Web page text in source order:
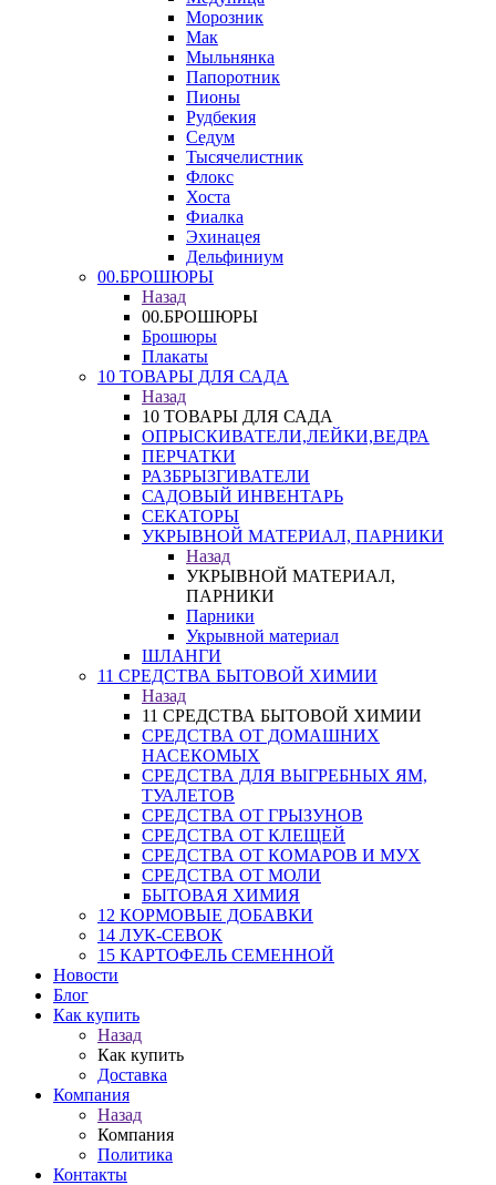
Морозник
Мак
Мыльнянка
Папоротник
Пионы
Рудбекия
Седум
Тысячелистник
Флокс
Хоста
Фиалка
Эхинацея
Дельфиниум
00.БРОШЮРЫ
Назад
00.БРОШЮРЫ
Брошюры
Плакаты
10 ТОВАРЫ ДЛЯ САДА
Назад
10 ТОВАРЫ ДЛЯ САДА
ОПРЫСКИВАТЕЛИ,ЛЕЙКИ,ВЕДРА
ПЕРЧАТКИ
РАЗБРЫЗГИВАТЕЛИ
САДОВЫЙ ИНВЕНТАРЬ
СЕКАТОРЫ
УКРЫВНОЙ МАТЕРИАЛ, ПАРНИКИ
Назад
УКРЫВНОЙ МАТЕРИАЛ,
ПАРНИКИ
Парники
Укрывной материал
ШЛАНГИ
11 СРЕДСТВА БЫТОВОЙ ХИМИИ
Назад
11 СРЕДСТВА БЫТОВОЙ ХИМИИ
СРЕДСТВА ОТ ДОМАШНИХ
НАСЕКОМЫХ
СРЕДСТВА ДЛЯ ВЫГРЕБНЫХ ЯМ,
ТУАЛЕТОВ
СРЕДСТВА ОТ ГРЫЗУНОВ
СРЕДСТВА ОТ КЛЕЩЕЙ
СРЕДСТВА ОТ КОМАРОВ И МУХ
СРЕДСТВА ОТ МОЛИ
БЫТОВАЯ ХИМИЯ
12 КОРМОВЫЕ ДОБАВКИ
14 ЛУК-СЕВОК
15 КАРТОФЕЛЬ СЕМЕННОЙ
Новости
Блог
Как купить
Назад
Как купить
Доставка
Компания
Назад
Компания
Политика
Контакты